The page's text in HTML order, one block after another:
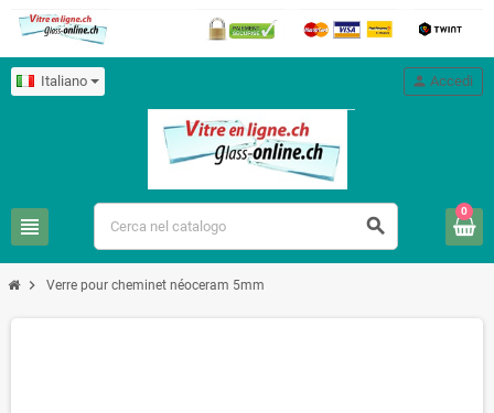
Italiano
view_headline search
person Accedi
0
chevron_right Verre pour cheminet néoceram 5mm